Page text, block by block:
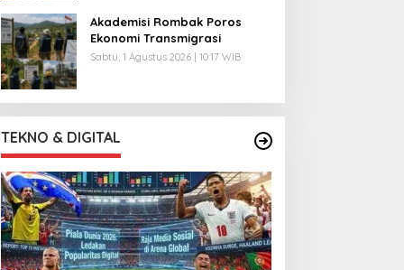
Akademisi Rombak Poros
Ekonomi Transmigrasi
Sabtu, 1 Agustus 2026 | 10:17 WIB
TEKNO & DIGITAL